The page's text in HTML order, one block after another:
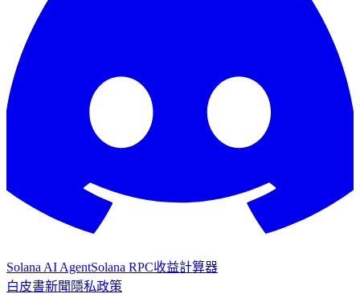
Solana AI AgentSolana RPC收益計算器
白皮書新聞 隱私政策